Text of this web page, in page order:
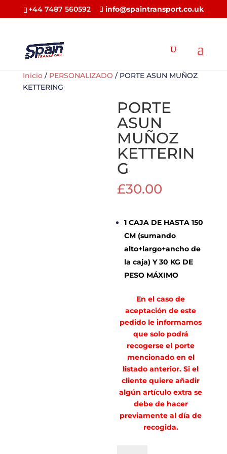
+44 7487 560592 info@spaintransport.co.uk
Inicio/ PERSONALIZADO / PORTE ASUN MUÑOZ
KETTERING
PORTE
ASUN
MUÑOZ
KETTERIN
G
£30.00
1 CAJA DE HASTA 150
CM (sumando
alto+largo+ancho de
la caja) Y 30 KG DE
PESO MÁXIMO
En el caso de
aceptación de este
pedido le informamos
que solo podrá
recogerse el porte
mencionado en el
listado anterior. Si el
cliente quiere añadir
algún artículo extra se
debe de hacer
previamente al día de
recogida.